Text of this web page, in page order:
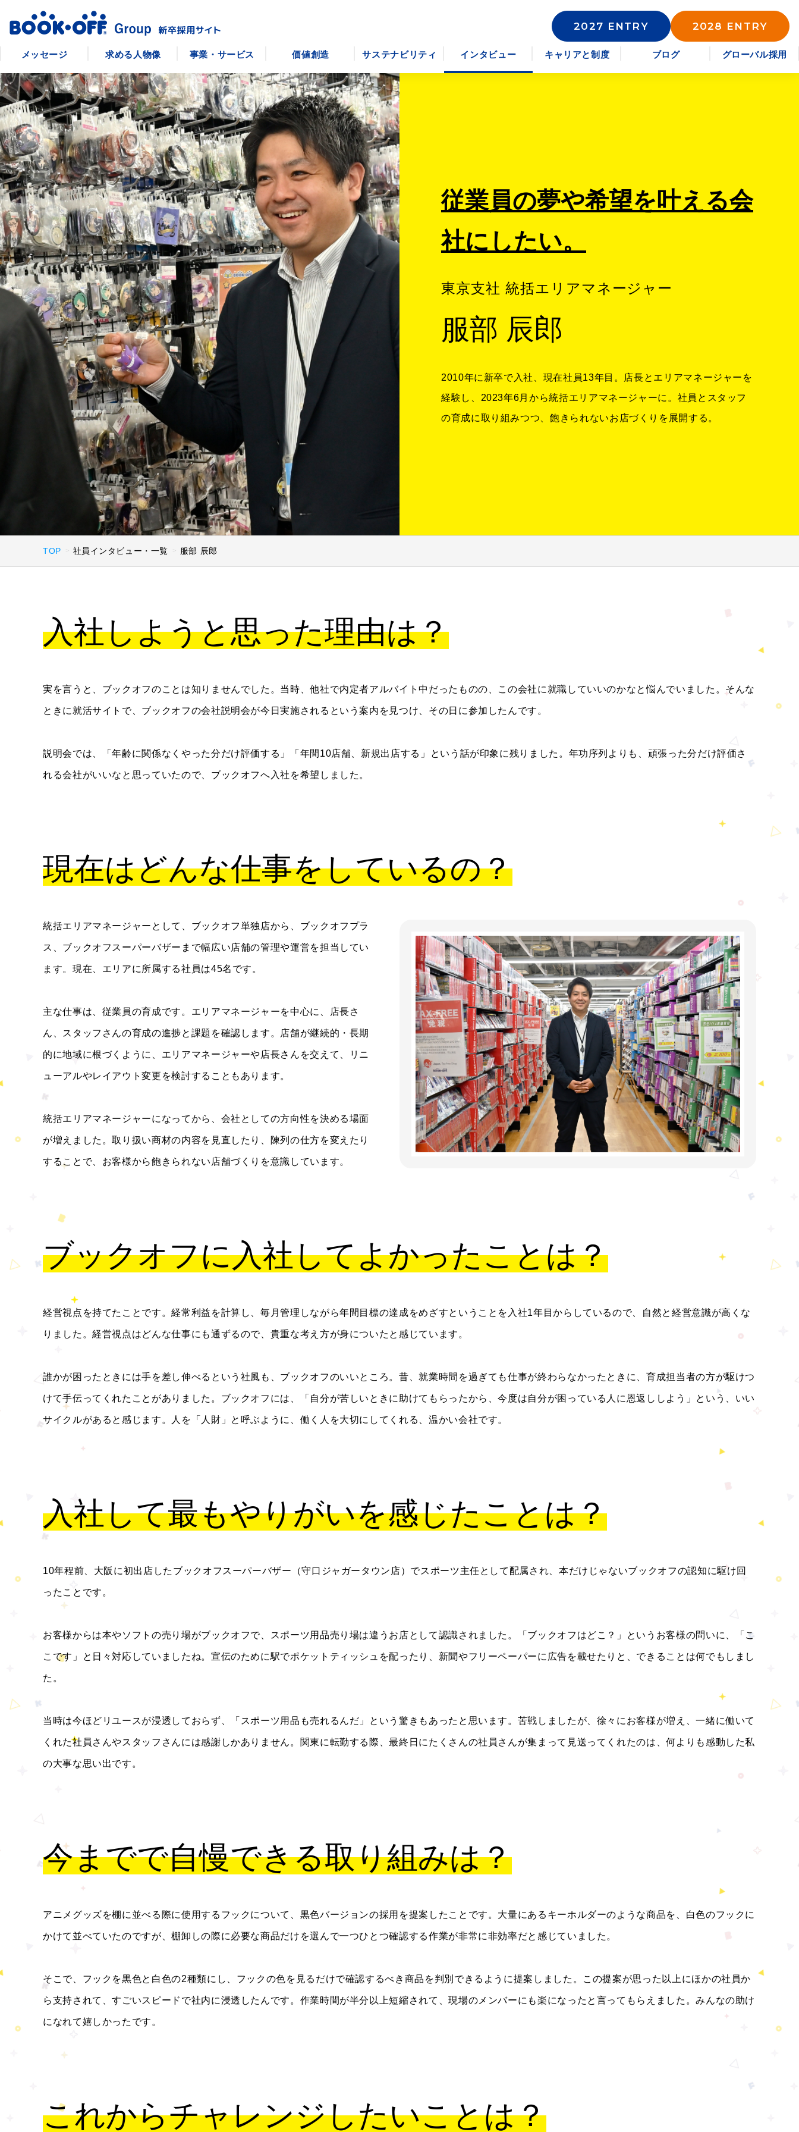
2027 ENTRY 2028 ENTRY
メッセージ 求める人物像 事業・サービス 価値創造 サステナビリティ インタビュー キャリアと制度 ブログ グローバル採用
従業員の夢や希望を叶える会
社にしたい。
東京支社 統括エリアマネージャー
服部 辰郎
2010年に新卒で入社、現在社員13年目。店長とエリアマネージャーを
経験し、2023年6月から統括エリアマネージャーに。社員とスタッフ
の育成に取り組みつつ、飽きられないお店づくりを展開する。
TOP 社員インタビュー・一覧 服部 辰郎
入社しようと思った理由は？
実を言うと、ブックオフのことは知りませんでした。当時、他社で内定者アルバイト中だったものの、この会社に就職していいのかなと悩んでいました。そんな
ときに就活サイトで、ブックオフの会社説明会が今日実施されるという案内を見つけ、その日に参加したんです。
説明会では、「年齢に関係なくやった分だけ評価する」「年間10店舗、新規出店する」という話が印象に残りました。年功序列よりも、頑張った分だけ評価さ
れる会社がいいなと思っていたので、ブックオフへ入社を希望しました。
現在はどんな仕事をしているの？
統括エリアマネージャーとして、ブックオフ単独店から、ブックオフプラ
ス、ブックオフスーパーバザーまで幅広い店舗の管理や運営を担当してい
ます。現在、エリアに所属する社員は45名です。
主な仕事は、従業員の育成です。エリアマネージャーを中心に、店長さ
ん、スタッフさんの育成の進捗と課題を確認します。店舗が継続的・長期
的に地域に根づくように、エリアマネージャーや店長さんを交えて、リニ
ューアルやレイアウト変更を検討することもあります。
統括エリアマネージャーになってから、会社としての方向性を決める場面
が増えました。取り扱い商材の内容を見直したり、陳列の仕方を変えたり
することで、お客様から飽きられない店舗づくりを意識しています。
ブックオフに入社してよかったことは？
経営視点を持てたことです。経常利益を計算し、毎月管理しながら年間目標の達成をめざすということを入社1年目からしているので、自然と経営意識が高くな
りました。経営視点はどんな仕事にも通ずるので、貴重な考え方が身についたと感じています。
誰かが困ったときには手を差し伸べるという社風も、ブックオフのいいところ。昔、就業時間を過ぎても仕事が終わらなかったときに、育成担当者の方が駆けつ
けて手伝ってくれたことがありました。ブックオフには、「自分が苦しいときに助けてもらったから、今度は自分が困っている人に恩返ししよう」という、いい
サイクルがあると感じます。人を「人財」と呼ぶように、働く人を大切にしてくれる、温かい会社です。
入社して最もやりがいを感じたことは？
10年程前、大阪に初出店したブックオフスーパーバザー（守口ジャガータウン店）でスポーツ主任として配属され、本だけじゃないブックオフの認知に駆け回
ったことです。
お客様からは本やソフトの売り場がブックオフで、スポーツ用品売り場は違うお店として認識されました。「ブックオフはどこ？」というお客様の問いに、「こ
こです」と日々対応していましたね。宣伝のために駅でポケットティッシュを配ったり、新聞やフリーペーパーに広告を載せたりと、できることは何でもしまし
た。
当時は今ほどリユースが浸透しておらず、「スポーツ用品も売れるんだ」という驚きもあったと思います。苦戦しましたが、徐々にお客様が増え、一緒に働いて
くれた社員さんやスタッフさんには感謝しかありません。関東に転勤する際、最終日にたくさんの社員さんが集まって見送ってくれたのは、何よりも感動した私
の大事な思い出です。
今までで自慢できる取り組みは？
アニメグッズを棚に並べる際に使用するフックについて、黒色バージョンの採用を提案したことです。大量にあるキーホルダーのような商品を、白色のフックに
かけて並べていたのですが、棚卸しの際に必要な商品だけを選んで一つひとつ確認する作業が非常に非効率だと感じていました。
そこで、フックを黒色と白色の2種類にし、フックの色を見るだけで確認するべき商品を判別できるように提案しました。この提案が思った以上にほかの社員か
ら支持されて、すごいスピードで社内に浸透したんです。作業時間が半分以上短縮されて、現場のメンバーにも楽になったと言ってもらえました。みんなの助け
になれて嬉しかったです。
これからチャレンジしたいことは？